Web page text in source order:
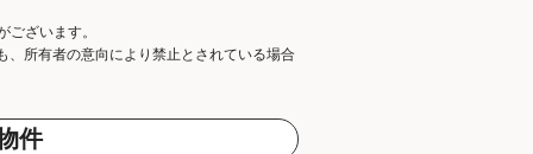
ざいます。
所有者の意向により禁止とされている場合
件